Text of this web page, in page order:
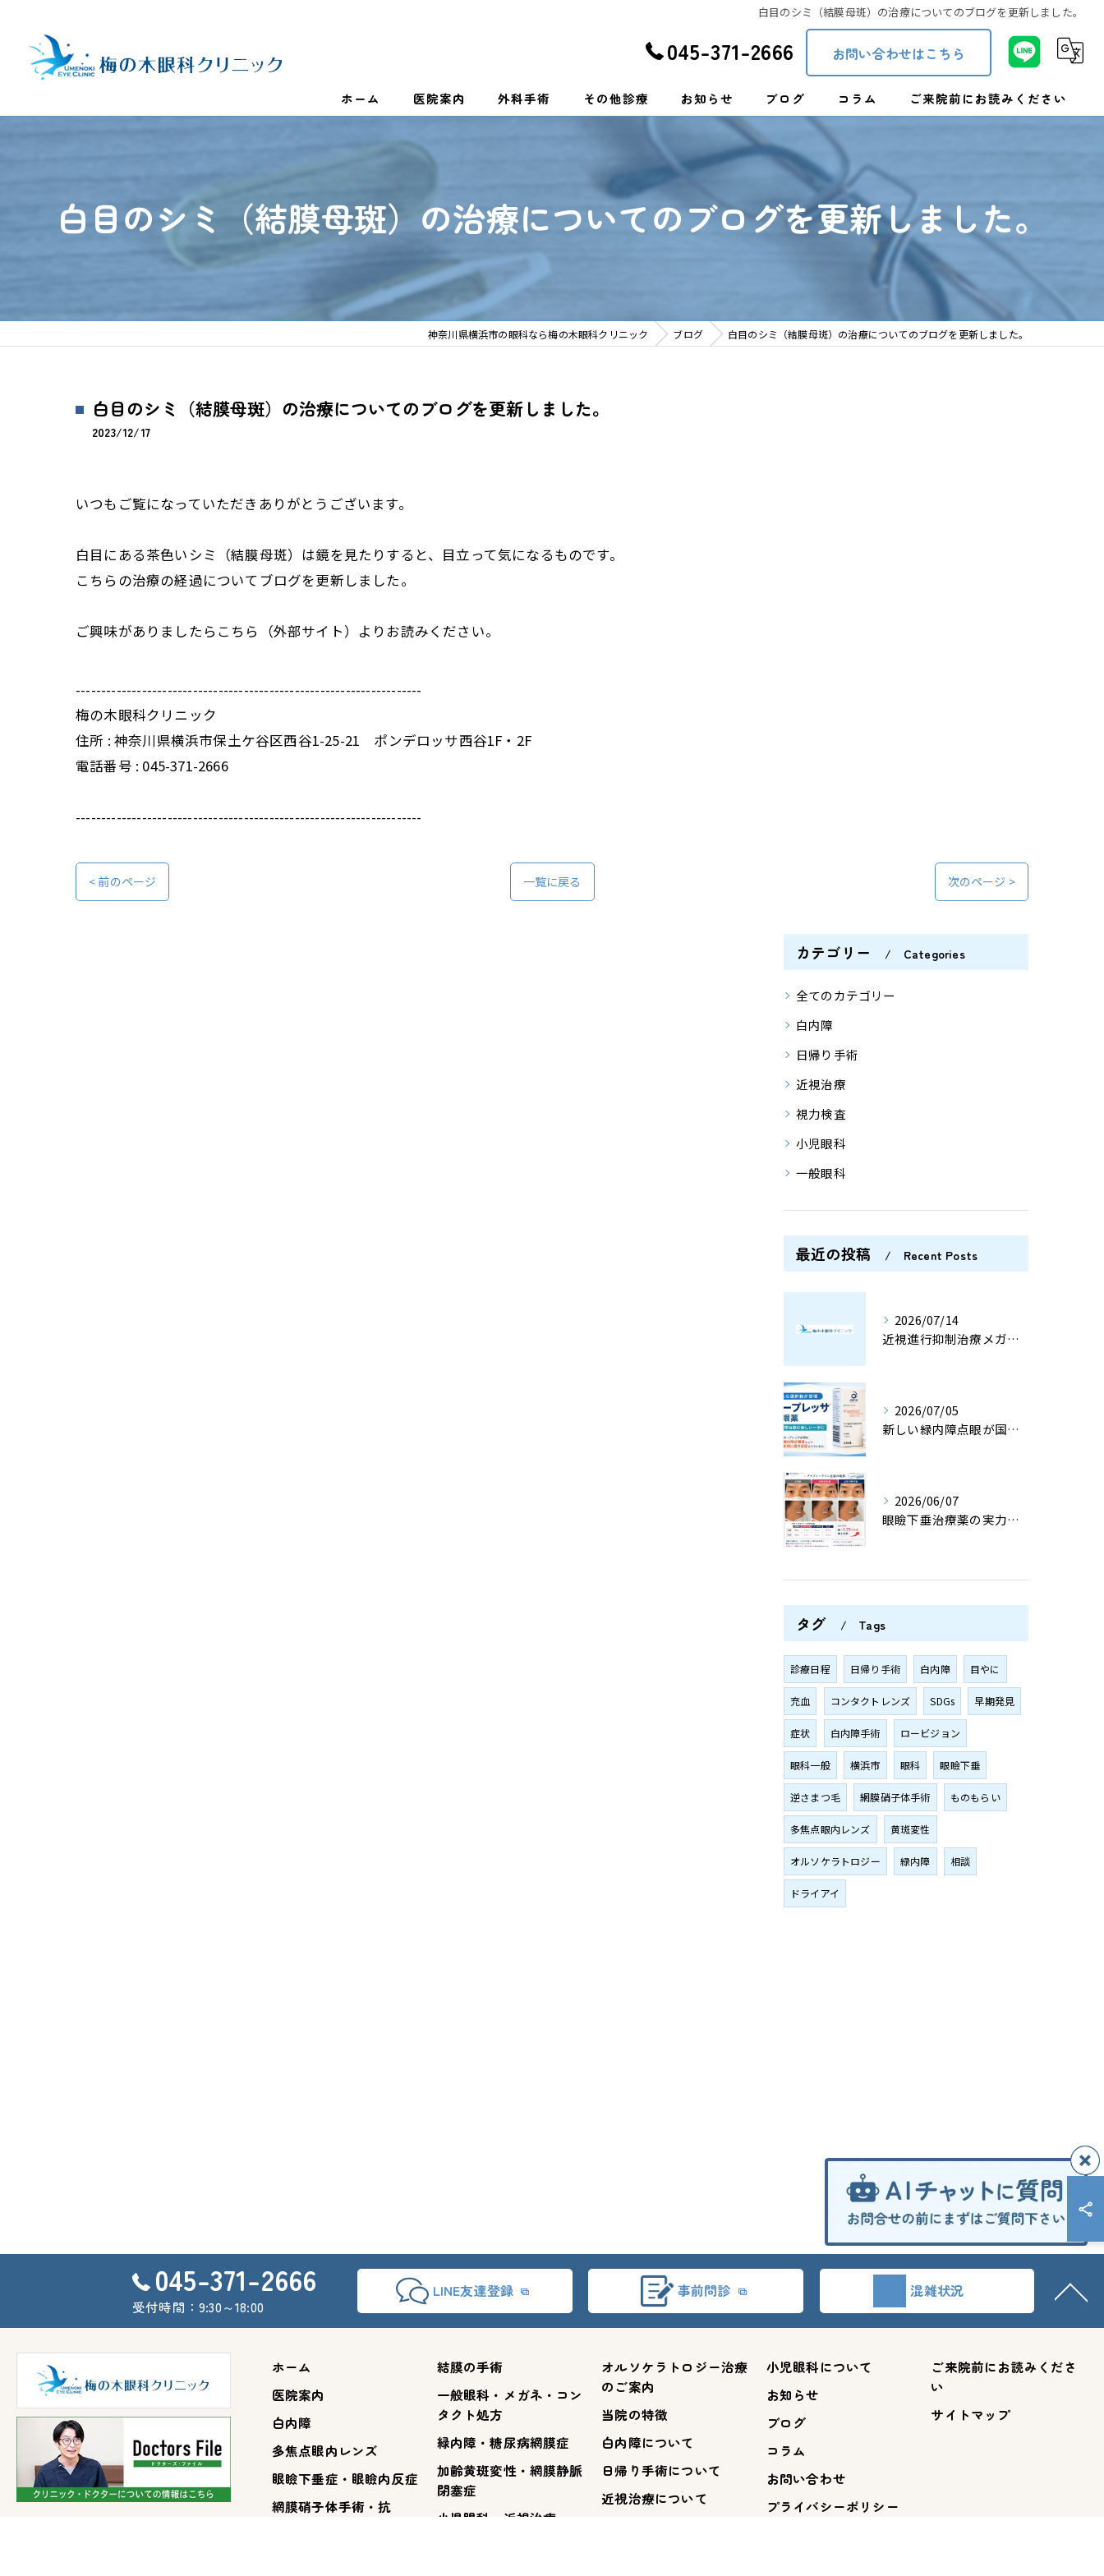
白目のシミ（結膜母斑）の治療についてのブログを更新しました。
045-371-2666 お問い合わせはこちら
ホーム 医院案内 外科手術
眼瞼下垂症・眼瞼内反症
網膜硝子体手術・抗VEGF抗体硝子体注射
その他診療
一般眼科・メガネ・コンタクト処方
緑内障・糖尿病網膜症
加齢黄斑変性・網膜静脈閉塞症
お知らせ ブログ コラム ご来院前にお読みください
白目のシミ（結膜母斑）の治療についてのブログを更新しました。
神奈川県横浜市の眼科なら梅の木眼科クリニック ブログ 白目のシミ（結膜母斑）の治療についてのブログを更新しました。
白目のシミ（結膜母斑）の治療についてのブログを更新しました。
2023/12/17
いつもご覧になっていただきありがとうございます。
白目にある茶色いシミ（結膜母斑）は鏡を見たりすると、目立って気になるものです。
こちらの治療の経過についてブログを更新しました。
ご興味がありましたら こちら （外部サイト）よりお読みください。
--------------------------------------------------------------------
梅の木眼科クリニック
住所 : 神奈川県横浜市保土ケ谷区西谷1-25-21 ポンデロッサ西谷1F・2F
電話番号 : 045-371-2666
--------------------------------------------------------------------
< 前のページ 一覧に戻る 次のページ >
カテゴリー Categories
全てのカテゴリー
白内障
日帰り手術
近視治療
視力検査
小児眼科
一般眼科
最近の投稿 Recent Posts
2026/07/14
近視進行抑制治療メガネ、ミヨスマートとは？
2026/07/05
新しい緑内障点眼が国内承認されました〈横浜市 梅の木眼科クリニック〉
2026/06/07
眼瞼下垂治療薬の実力は？〈横浜市 梅の木眼科クリニック〉
タグ Tags
診療日程 日帰り手術 白内障 目やに
充血 コンタクトレンズ SDGs 早期発見
症状 白内障手術 ロービジョン
眼科一般 横浜市 眼科 眼瞼下垂
逆さまつ毛 網膜硝子体手術 ものもらい
多焦点眼内レンズ 黄斑変性
オルソケラトロジー 緑内障 相談
ドライアイ
045-371-2666
受付時間：9:30～18:00
LINE友達登録 事前問診 混雑状況
ホーム
医院案内
白内障
多焦点眼内レンズ
眼瞼下垂症・眼瞼内反症
網膜硝子体手術・抗
結膜の手術
一般眼科・メガネ・コン
タクト処方
緑内障・糖尿病網膜症
加齢黄斑変性・網膜静脈
閉塞症
小児眼科・近視治療
オルソケラトロジー治療
のご案内
当院の特徴
白内障について
日帰り手術について
近視治療について
小児眼科について
お知らせ
ブログ
コラム
お問い合わせ
プライバシーポリシー
ご来院前にお読みくださ
い
サイトマップ